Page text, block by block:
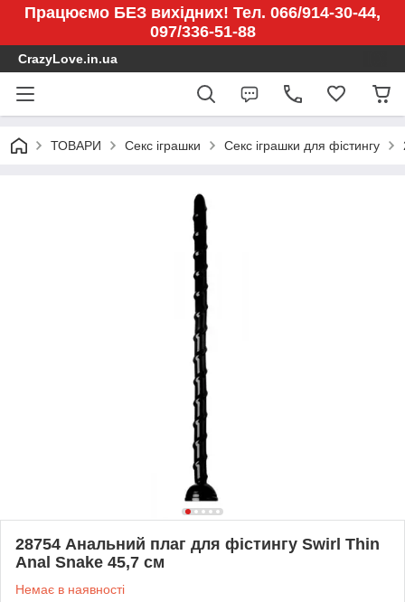
Працюємо БЕЗ вихідних! Тел. 066/914-30-44,
097/336-51-88
CrazyLove.in.ua
ТОВАРИ Секс іграшки Секс іграшки для фістингу
28754 Анальний плаг для фістингу Swirl Thin
Anal Snake 45,7 см
Немає в наявності